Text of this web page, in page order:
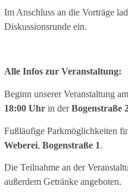
Im Anschluss an die Vorträge
Diskussionsrunde ein.
Alle Infos zur Veranstaltung:
Beginn unserer Veranstaltung am
18:00 Uhrin derBogenstraße
Fußläufige Parkmöglichkeiten
Weberei, Bogenstraße 1.
Die Teilnahme an der
außerdem Getränke angeboten.